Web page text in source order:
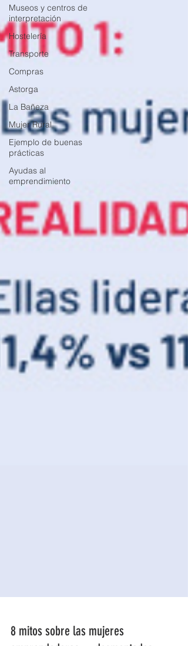
Museos y centros de
interpretación
Hostelería
Transporte
Compras
Astorga
La Bañeza
Mujer Rural
Ejemplo de buenas
prácticas
Ayudas al
emprendimiento